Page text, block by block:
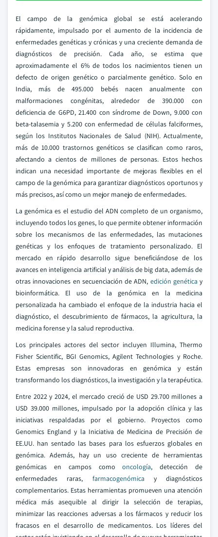
El campo de la genómica global se está acelerando
rápidamente, impulsado por el aumento de la incidencia de
enfermedades genéticas y crónicas y una creciente demanda de
diagnósticos de precisión. Cada año, se estima que
aproximadamente el 6% de todos los nacimientos tienen un
defecto de origen genético o parcialmente genético. Solo en
India, más de 495.000 bebés nacen anualmente con
malformaciones congénitas, alrededor de 390.000 con
deficiencia de G6PD, 21.400 con síndrome de Down, 9.000 con
beta-talasemia y 5.200 con enfermedad de células falciformes,
según los Institutos Nacionales de Salud (NIH). Actualmente,
más de 10.000 trastornos genéticos se clasifican como raros,
afectando a cientos de millones de personas. Estos hechos
indican una necesidad importante de mejoras flexibles en el
campo de la genómica para garantizar diagnósticos oportunos y
más precisos, así como un mejor manejo de enfermedades.
La genómica es el estudio del ADN completo de un organismo,
incluyendo todos los genes, lo que permite obtener información
sobre los mecanismos de las enfermedades, las mutaciones
genéticas y los enfoques de tratamiento personalizado. El
mercado en rápido desarrollo sigue beneficiándose de los
avances en inteligencia artificial y análisis de big data, además de
otras innovaciones en secuenciación de ADN, edición genética y
bioinformática. El uso de la genómica en la medicina
personalizada ha cambiado el enfoque de la industria hacia el
diagnóstico, el descubrimiento de fármacos, la agricultura, la
medicina forense y la salud reproductiva.
Los principales actores del sector incluyen Illumina, Thermo
Fisher Scientific, BGI Genomics, Agilent Technologies y Roche.
Estas empresas son innovadoras en genómica y están
transformando los diagnósticos, la investigación y la terapéutica.
Entre 2022 y 2024, el mercado creció de USD 29.700 millones a
USD 39.000 millones, impulsado por la adopción clínica y las
iniciativas respaldadas por el gobierno. Proyectos como
Genomics England y la Iniciativa de Medicina de Precisión de
EE.UU. han sentado las bases para los esfuerzos globales en
genómica. Además, hay un uso creciente de herramientas
genómicas en campos comooncología, detección de
enfermedades raras, farmacogenómica y diagnósticos
complementarios. Estas herramientas promueven una atención
médica más asequible al dirigir la selección de terapias,
minimizar las reacciones adversas a los fármacos y reducir los
fracasos en el desarrollo de medicamentos. Los líderes del